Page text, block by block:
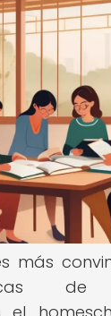
más
de